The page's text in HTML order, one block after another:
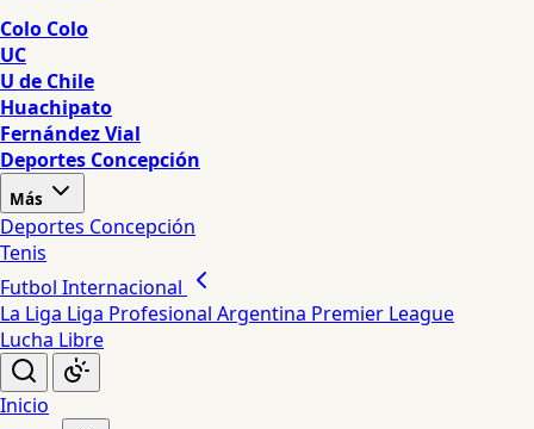
Colo Colo
UC
U de Chile
Huachipato
Fernández Vial
Deportes Concepción
Más
Deportes Concepción
Tenis
Futbol Internacional
La Liga Liga Profesional Argentina Premier League
Lucha Libre
Inicio